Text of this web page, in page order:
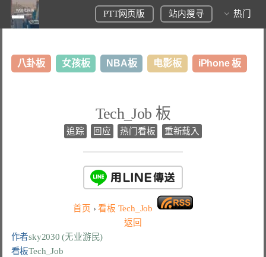
PTT网页版 站内搜寻 热门
八卦板 女孩板 NBA板 电影板 iPhone 板
Tech_Job 板
追踪 回应 热门看板 重新载入
首页 › 看板 Tech_Job
返回
作者sky2030 (无业游民)
看板Tech_Job